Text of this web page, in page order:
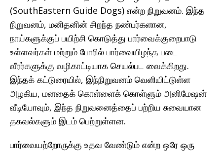
(SouthEastern Guide Dogs) என்ற நிறுவனம். இந்த
நிறுவனம், மனிதனின் சிறந்த நண்பர்களான,
நாய்களுக்குப் பயிற்சி கொடுத்து பார்வைக்குறைபாடு
உள்ளவர்கள் மற்றும் போரில் பார்வையிழந்த படை
வீரர்களுக்கு வழிகாட்டியாக செயல்பட வைக்கிறது.
இந்தக் கட்டுரையில், இந்நிறுவனம் வெளியிட்டுள்ள
அழகிய, மனதைக் கொள்ளைக் கொள்ளும் அனிமேஷன்
வீடியோவும், இந்த நிறுவனைத்தைப் பற்றிய சுவையான
தகவல்களும் இடம் பெற்றுள்ளன.
பார்வையற்றோருக்கு உதவ வேண்டும் என்ற ஒரே ஒரு